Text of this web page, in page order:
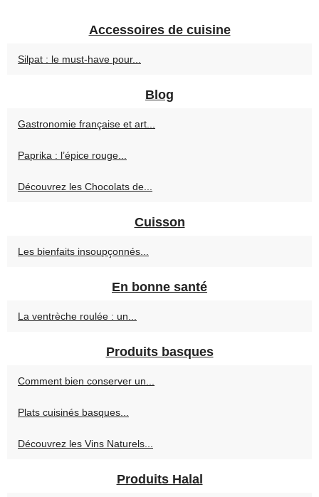
Accessoires de cuisine
Silpat : le must-have pour...
Blog
Gastronomie française et art...
Paprika : l’épice rouge...
Découvrez les Chocolats de...
Cuisson
Les bienfaits insoupçonnés...
En bonne santé
La ventrèche roulée : un...
Produits basques
Comment bien conserver un...
Plats cuisinés basques...
Découvrez les Vins Naturels...
Produits Halal